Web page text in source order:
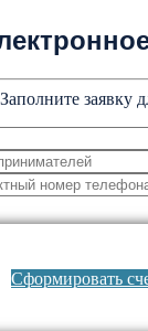
Заполните заявку
Сформировать